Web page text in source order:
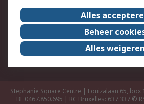
Over RS
RS Group
Over
RS wereldwijd
ESG
Stephanie Square Centre | Louizalaan 65,
BE 0467.850.695 | RC Bruxelles: 637.337 ©
Alles
Beheer
Alles weigeren